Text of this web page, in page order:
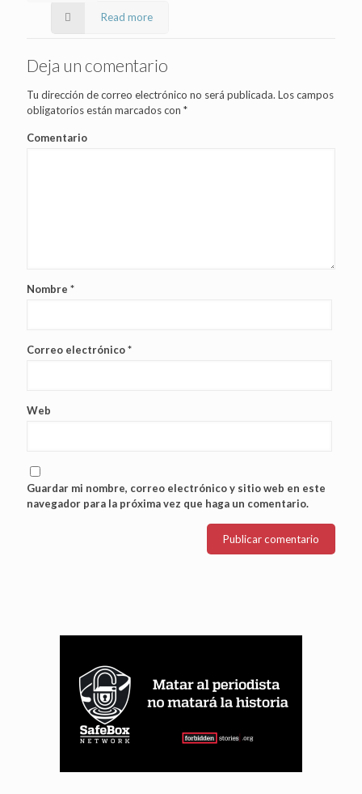
Read more
Deja un comentario
Tu dirección de correo electrónico no será publicada. Los campos
obligatorios están marcados con *
Comentario
Nombre *
Correo electrónico*
Web
Guardar mi nombre, correo electrónico y sitio web en este
navegador para la próxima vez que haga un comentario.